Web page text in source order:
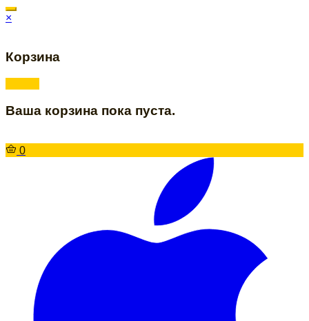
×
Корзина
Ваша корзина пока пуста.
0